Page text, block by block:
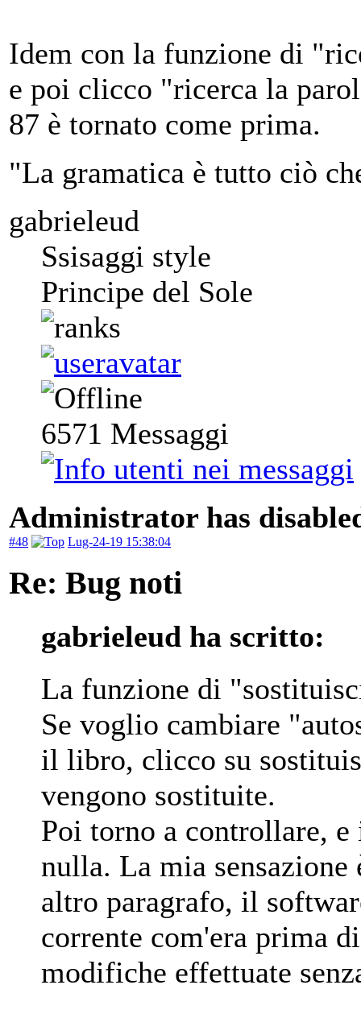
Idem con la funzione di
e poi clicco "ricerca la
87 è tornato come prima.
"La gramatica è tutto ciò
gabrieleud
Ssisaggi style
Principe del Sole
6571 Messaggi
Administrator has
#48 Lug-24-19 15:38:04
Re: Bug noti
gabrieleud ha scritto:
La funzione di
Se voglio cambiare
il libro, clicco su
vengono sostituite.
Poi torno a controllare,
nulla. La mia
altro paragrafo, il
corrente com'era prima
modifiche effettuate